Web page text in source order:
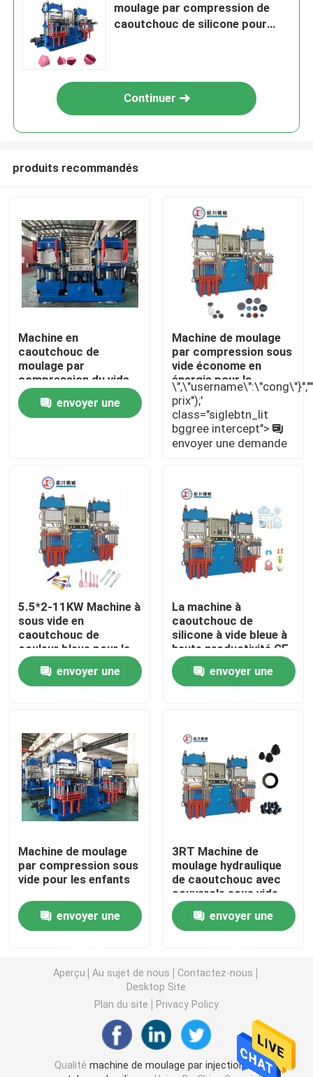
Aperçu
Produits
A propos de nous
Visite d'usine
Contrôle de la qualité
Contact
nouvelles
VR SHOW
machine de moulage par injection en caoutchouc de
Machine en caoutchouc verticale de moulage par
Machine de moulage par compression de vide
Machine de moulage par injection de caoutchouc
Machine de vulcanisation hydraulique
Machine de moulage par injection de silicone
Machine en caoutchouc horizontale de moulage par
moulage par compression de
caoutchouc de silicone pour
Continuer
produits recommandés
Machine en
caoutchouc de
moulage par
compression du vide
69KW pour la seringue
médicaleenvoyer une
Machine de moulage
par compression sous
vide économe en
énergie pour la
fabrication de
bouchons en
caoutchouc
prix");'
class="siglebtn_lit
bggree intercept">
envoyer une demande
5.5*2-11KW Machine à
sous vide en
caoutchouc de
couleur bleue pour la
fabrication de
produits de cuisine
envoyer une
La machine à
caoutchouc de
silicone à vide bleue à
haute productivité CE
pour la fabrication de
produits en
caoutchouc de
envoyer une
Machine de moulage
par compression sous
vide pour les enfants
envoyer une
3RT Machine de
moulage hydraulique
de caoutchouc avec
couvercle sous vide
pour fabriquer du
caoutchouc silicone
ou du joint de joint
envoyer une
Aperçu Au sujet de nous
Contactez-nous
Desktop Site
Plan du site
Privacy Policy
Qualité machine de moulage par injection en